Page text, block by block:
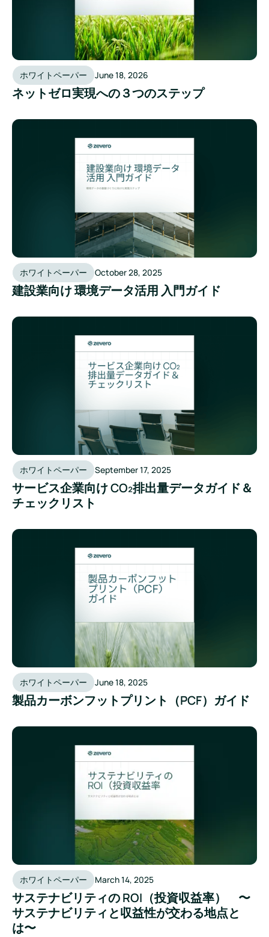
ホワイトペーパー June 18, 2026
ネットゼロ実現への３つのステップ
ホワイトペーパー October 28, 2025
建設業向け 環境データ活用 入門ガイド
建設業向け 環境データ活用 入門ガイド
ホワイトペーパー September 17, 2025
サービス企業向け CO₂排出量データガイド＆
チェックリスト
サービス企業向け CO₂排出量データガイド＆チェックリス
ホワイトペーパー June 18, 2025
製品カーボンフットプリント（PCF）ガイド
製品カーボンフットプリント（PCF）ガイド
ホワイトペーパー March 14, 2025
サステナビリティの ROI（投資収益率） 〜
サステナビリティと収益性が交わる地点と
は〜
サステナビリティの ROI（投資収益率） 〜サステナビリ